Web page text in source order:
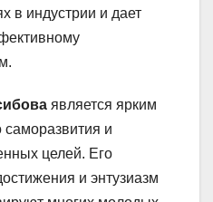
в индустрии и дает
является ярким
и
целей. Его
и энтузиазм